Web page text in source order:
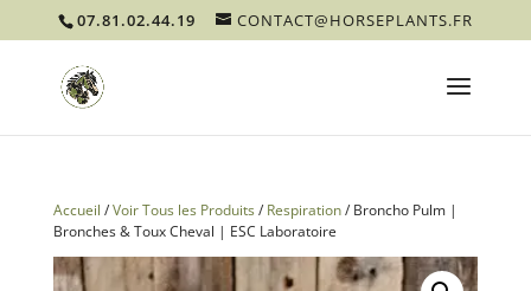
07.81.02.44.19 CONTACT@HORSEPLANTS.FR
Accueil /Voir Tous les Produits/ Respiration/ Broncho Pulm |
Bronches & Toux Cheval | ESC Laboratoire